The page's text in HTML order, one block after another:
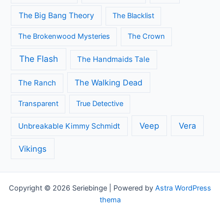
The Big Bang Theory The Blacklist
The Brokenwood Mysteries The Crown
The Flash The Handmaids Tale
The Ranch The Walking Dead
Transparent True Detective
Unbreakable Kimmy Schmidt Veep Vera
Vikings
Copyright © 2026 Seriebinge | Powered by Astra WordPress
thema